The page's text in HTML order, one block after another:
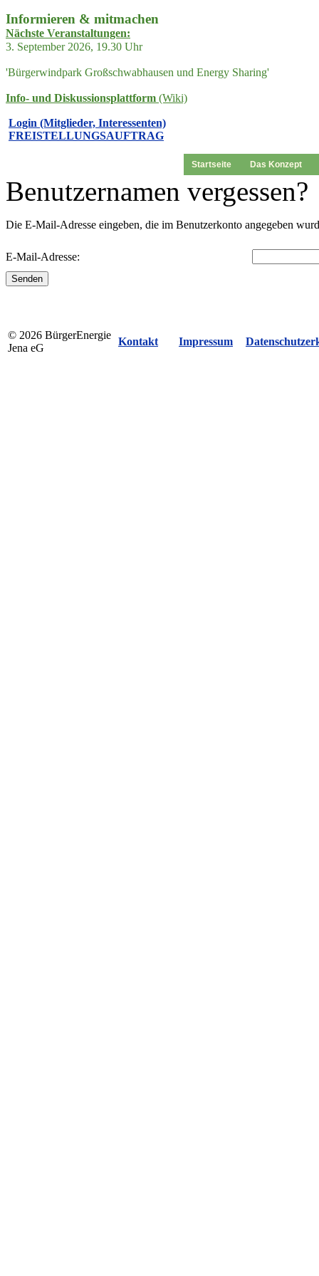
Informieren & mitmachen
Nächste Veranstaltungen:
3. September 2026, 19.30 Uhr
'Bürgerwindpark Großschwabhausen und Energy Sharing'
Info- und Diskussionsplattform (Wiki)
Login (Mitglieder, Interessenten)
FREISTELLUNGSAUFTRAG
Startseite Das Konzept
Benutzernamen vergessen?
Die E-Mail-Adresse eingeben, die im Benutzerkonto angegeben
E-Mail-Adresse:
Senden
© 2026 BürgerEnergie
Jena eG
Kontakt Impressum